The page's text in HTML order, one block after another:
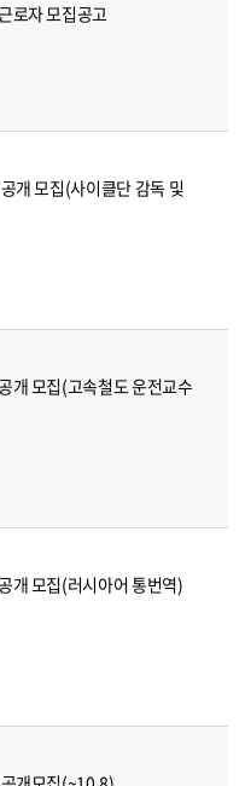
로자 모집공고
개 모집(사이클단 감독 및
개 모집(고속철도 운전교수
개 모집(러시아어 통번역)